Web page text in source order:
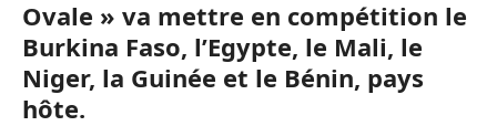
Ovale » va mettre en compétition le
Burkina Faso, l’Egypte, le Mali, le
Niger, la Guinée et le Bénin, pays
hôte.